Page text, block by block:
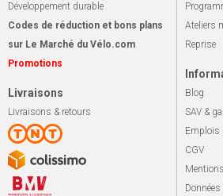
Développement durable
Codes de réduction et bons plans
sur Le Marché du Vélo.com
Promotions
Livraisons
Livraisons & retours
Ateliers
Reprise
Blog
SAV &
Emplois
CGV